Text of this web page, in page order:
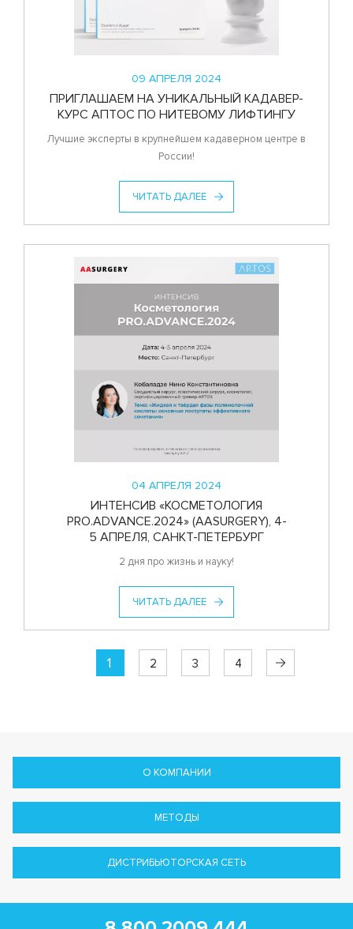
09 АПРЕЛЯ 2024
ПРИГЛАШАЕМ НА УНИКАЛЬНЫЙ КАДАВЕР-
КУРС АПТОС ПО НИТЕВОМУ ЛИФТИНГУ
Лучшие эксперты в крупнейшем кадаверном центре в
России!
ЧИТАТЬ ДАЛЕЕ
04 АПРЕЛЯ 2024
ИНТЕНСИВ «КОСМЕТОЛОГИЯ
PRO.ADVANCE.2024» (AASURGERY), 4-
5 АПРЕЛЯ, САНКТ-ПЕТЕРБУРГ
2 дня про жизнь и науку!
ЧИТАТЬ ДАЛЕЕ
1 2 3 4
О КОМПАНИИ
МЕТОДЫ
ДИСТРИБЬЮТОРСКАЯ СЕТЬ